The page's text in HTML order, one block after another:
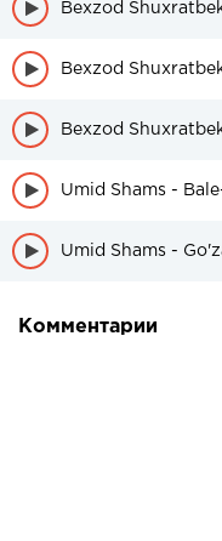
Bexzod
Bexzod
Bexzod
Umid Shams -
Umid Shams -
Комментарии